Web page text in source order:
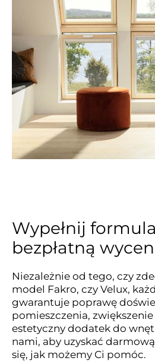
Wypełnij
bezpłatną
Niezależnie od tego, czy
model Fakro, czy Velux,
gwarantuje poprawę
pomieszczenia,
estetyczny dodatek do
nami, aby uzyskać
się, jak możemy Ci pomóc.